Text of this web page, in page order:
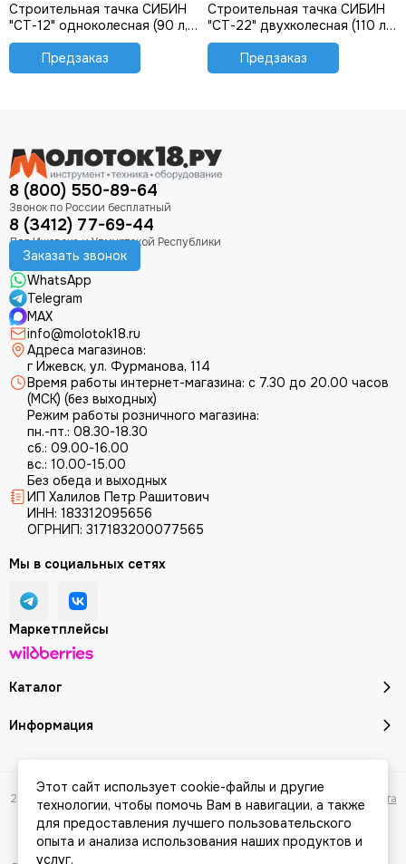
Строительная тачка СИБИН
"СТ-12" одноколесная (90 л,
180 кг)
Предзаказ
Строительная тачка СИБИН
"СТ-22" двухколесная (110 л,
200 кг)
Предзаказ
8 (800) 550-89-64
8 (3412) 77-69-44
Заказать звонок
WhatsApp
Telegram
MAX
info@molotok18.ru
Адреса магазинов:
г Ижевск, ул. Фурманова, 114
Время работы интернет-магазина: с 7.30 до 20.00 часов
(МСК) (без выходных)
Режим работы розничного магазина:
пн.-пт.: 08.30-18.30
сб.: 09.00-16.00
вс.: 10.00-15.00
Без обеда и выходных
ИП Халилов Петр Рашитович
ИНН: 183312095656
ОГРНИП: 317183200077565
Каталог
Информация
Мы в социальных сетях
Маркетплейсы
2026 © Молоток18.ру - инструмент, техника, оборудование. Карта сайта
Этот сайт использует cookie-файлы и другие
технологии, чтобы помочь Вам в навигации, а также
для предоставления лучшего пользовательского
опыта и анализа использования наших продуктов и
услуг.